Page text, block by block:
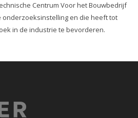
Centrum Voor het Bouwbedrijf
onderzoeksinstelling en die heeft tot
in de industrie te bevorderen.